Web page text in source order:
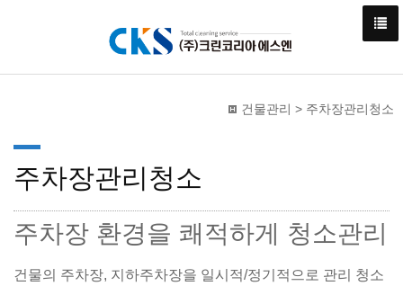
건물관리 > 주차장관리청소
주차장관리청소
주차장 환경을 쾌적하게 청소관리
건물의 주차장, 지하주차장을 일시적/정기적으로 관리 청소